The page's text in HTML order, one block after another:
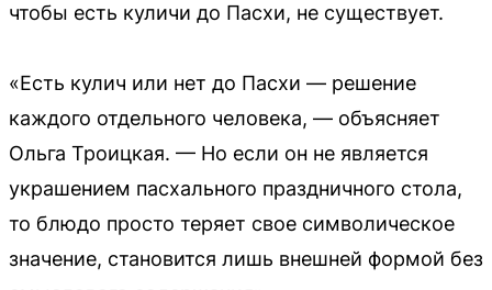
чтобы есть куличи до Пасхи, не существует.
«Есть кулич или нет до Пасхи — решение
каждого отдельного человека, — объясняет
Ольга Троицкая. — Но если он не является
украшением пасхального праздничного стола,
то блюдо просто теряет свое символическое
значение, становится лишь внешней формой без